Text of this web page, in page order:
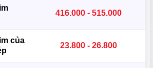
416.000 - 515.000
của
23.800 - 26.800